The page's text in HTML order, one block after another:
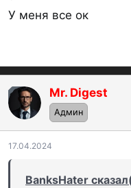
У меня все ок
OP Mr. Digest
Админ
17.04.2024
BanksHater